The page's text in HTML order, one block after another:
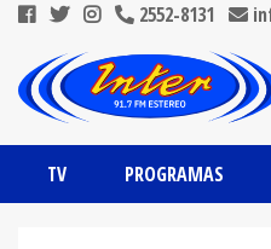
2552-8131
TV PROGRAMAS